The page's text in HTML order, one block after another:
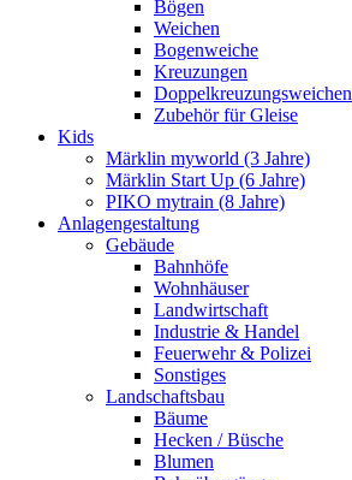
Bögen
Weichen
Bogenweiche
Kreuzungen
Doppelkreuzungsweichen
Zubehör für Gleise
Kids
Märklin myworld (3 Jahre)
Märklin Start Up (6 Jahre)
PIKO mytrain (8 Jahre)
Anlagengestaltung
Gebäude
Bahnhöfe
Wohnhäuser
Landwirtschaft
Industrie & Handel
Feuerwehr & Polizei
Sonstiges
Landschaftsbau
Bäume
Hecken / Büsche
Blumen